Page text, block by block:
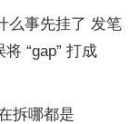
么事先挂了 发笔
“gap” 打成
拆哪都是